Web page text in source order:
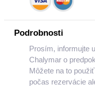
Podrobnosti
Prosím, informujte
Chalymar o
Môžete na to
počas rezervácie